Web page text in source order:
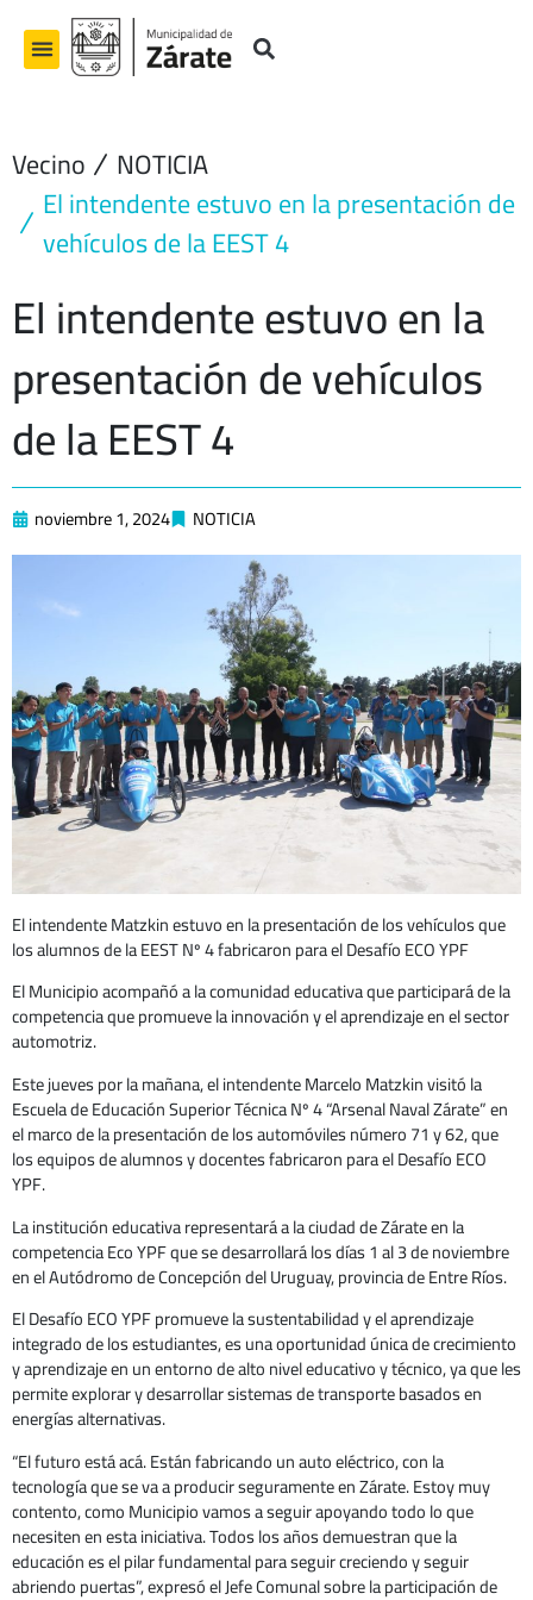
contenido
Vecino NOTICIA
El intendente estuvo en la presentación de
vehículos de la EEST 4
El intendente estuvo en la
presentación de vehículos
de la EEST 4
noviembre 1, 2024 NOTICIA
El intendente Matzkin estuvo en la presentación de los vehículos que
los alumnos de la EEST Nº 4 fabricaron para el Desafío ECO YPF
El Municipio acompañó a la comunidad educativa que participará de la
competencia que promueve la innovación y el aprendizaje en el sector
automotriz.
Este jueves por la mañana, el intendente Marcelo Matzkin visitó la
Escuela de Educación Superior Técnica Nº 4 “Arsenal Naval Zárate” en
el marco de la presentación de los automóviles número 71 y 62, que
los equipos de alumnos y docentes fabricaron para el Desafío ECO
YPF.
La institución educativa representará a la ciudad de Zárate en la
competencia Eco YPF que se desarrollará los días 1 al 3 de noviembre
en el Autódromo de Concepción del Uruguay, provincia de Entre Ríos.
El Desafío ECO YPF promueve la sustentabilidad y el aprendizaje
integrado de los estudiantes, es una oportunidad única de crecimiento
y aprendizaje en un entorno de alto nivel educativo y técnico, ya que les
permite explorar y desarrollar sistemas de transporte basados en
energías alternativas.
“El futuro está acá. Están fabricando un auto eléctrico, con la
tecnología que se va a producir seguramente en Zárate. Estoy muy
contento, como Municipio vamos a seguir apoyando todo lo que
necesiten en esta iniciativa. Todos los años demuestran que la
educación es el pilar fundamental para seguir creciendo y seguir
abriendo puertas”, expresó el Jefe Comunal sobre la participación de